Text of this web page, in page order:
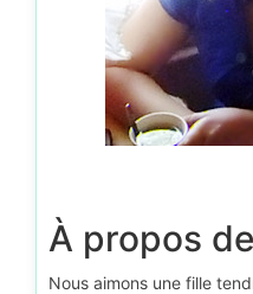
À propos
Nous aimons une fille